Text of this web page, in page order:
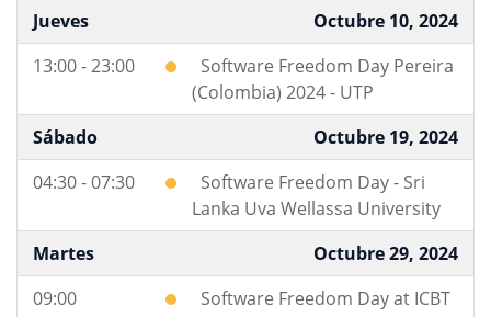
Jueves
Octubre 10, 2024
13:00 - 23:00
Software Freedom Day Pereira
(Colombia) 2024 - UTP
Sábado
Octubre 19, 2024
04:30 - 07:30
Software Freedom Day - Sri
Lanka Uva Wellassa University
Martes
Octubre 29, 2024
09:00
Software Freedom Day at ICBT